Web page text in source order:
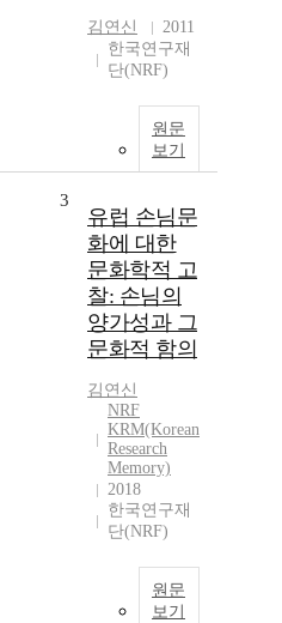
김연신
2011
한국연구재
단(NRF)
원문
보기
3
유럽 손님문
화에 대한
문화학적 고
찰: 손님의
양가성과 그
문화적 함의
김연신
NRF
KRM(Korean
Research
Memory)
2018
한국연구재
단(NRF)
원문
보기